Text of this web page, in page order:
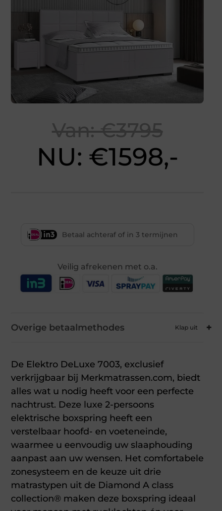
Van: €3795
NU: €1598,-
Betaal achteraf of in 3 termijnen
Veilig afrekenen met o.a.
Overige betaalmethodes
De Elektro DeLuxe 7003, exclusief
verkrijgbaar bij Merkmatrassen.com, biedt
alles wat u nodig heeft voor een perfecte
nachtrust. Deze luxe 2-persoons
elektrische boxspring heeft een
verstelbaar hoofd- en voeteneinde,
waarmee u eenvoudig uw slaaphouding
aanpast aan uw wensen. Het comfortabele
zonesysteem en de keuze uit drie
matrastypen uit de Diamond A class
collection® maken deze boxspring ideaal